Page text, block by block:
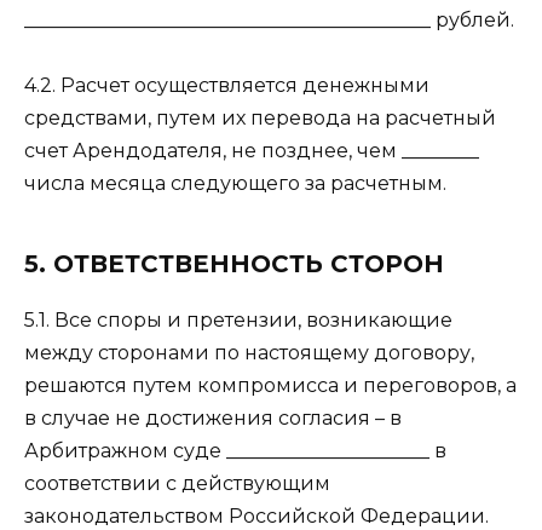
__________________________________________ рублей.
4.2. Расчет осуществляется денежными
средствами, путем их перевода на расчетный
счет Арендодателя, не позднее, чем ________
числа месяца следующего за расчетным.
5. ОТВЕТСТВЕННОСТЬ СТОРОН
5.1. Все споры и претензии, возникающие
между сторонами по настоящему договору,
решаются путем компромисса и переговоров, а
в случае не достижения согласия – в
Арбитражном суде _____________________ в
соответствии с действующим
законодательством Российской Федерации.